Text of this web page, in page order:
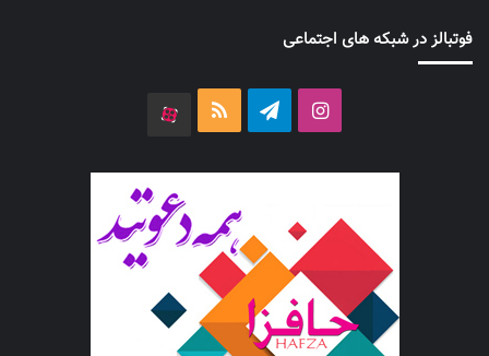
فوتبالز در شبکه های اجتماعی
اینستاگرامتلگرام خوراک